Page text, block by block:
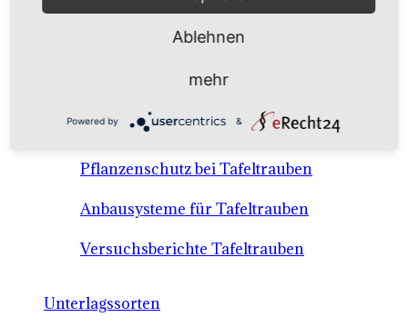
Anbausysteme & Recht
Tafeltrauben A-Z Sortenbeschreibungen
Tafeltraubenanbau - rechtliche
Voraussetzungen
Pflanzenschutz bei Tafeltrauben
Anbausysteme für Tafeltrauben
Versuchsberichte Tafeltrauben
Unterlagssorten
Ablehnen
mehr
Powered by &